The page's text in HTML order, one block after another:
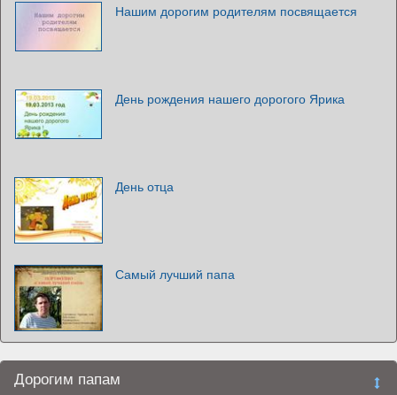
Нашим дорогим родителям посвящается
День рождения нашего дорогого Ярика
День отца
Самый лучший папа
Дорогим папам